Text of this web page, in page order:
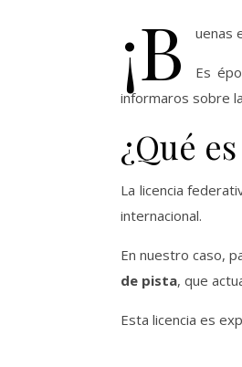
¡B uenas
Es
informaros sobre
¿Qué
La licencia
internacional.
En nuestro caso,
de pista, que
Esta licencia es